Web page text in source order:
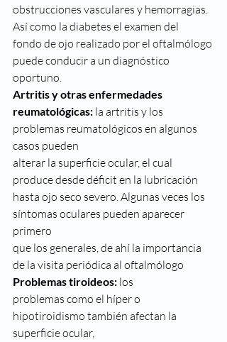
obstrucciones vasculares y hemorragias.
Así como la diabetes el examen del
fondo de ojo realizado por el oftalmólogo
puede conducir a un diagnóstico
oportuno.
Artritis y otras enfermedades
reumatológicas: la artritis y los
problemas reumatológicos en algunos
casos pueden
alterar la superficie ocular, el cual
produce desde déficit en la lubricación
hasta ojo seco severo. Algunas veces los
síntomas oculares pueden aparecer
primero
que los generales, de ahí la importancia
de la visita periódica al oftalmólogo
Problemas tiroideos: los
problemas como el híper o
hipotiroidismo también afectan la
superficie ocular,